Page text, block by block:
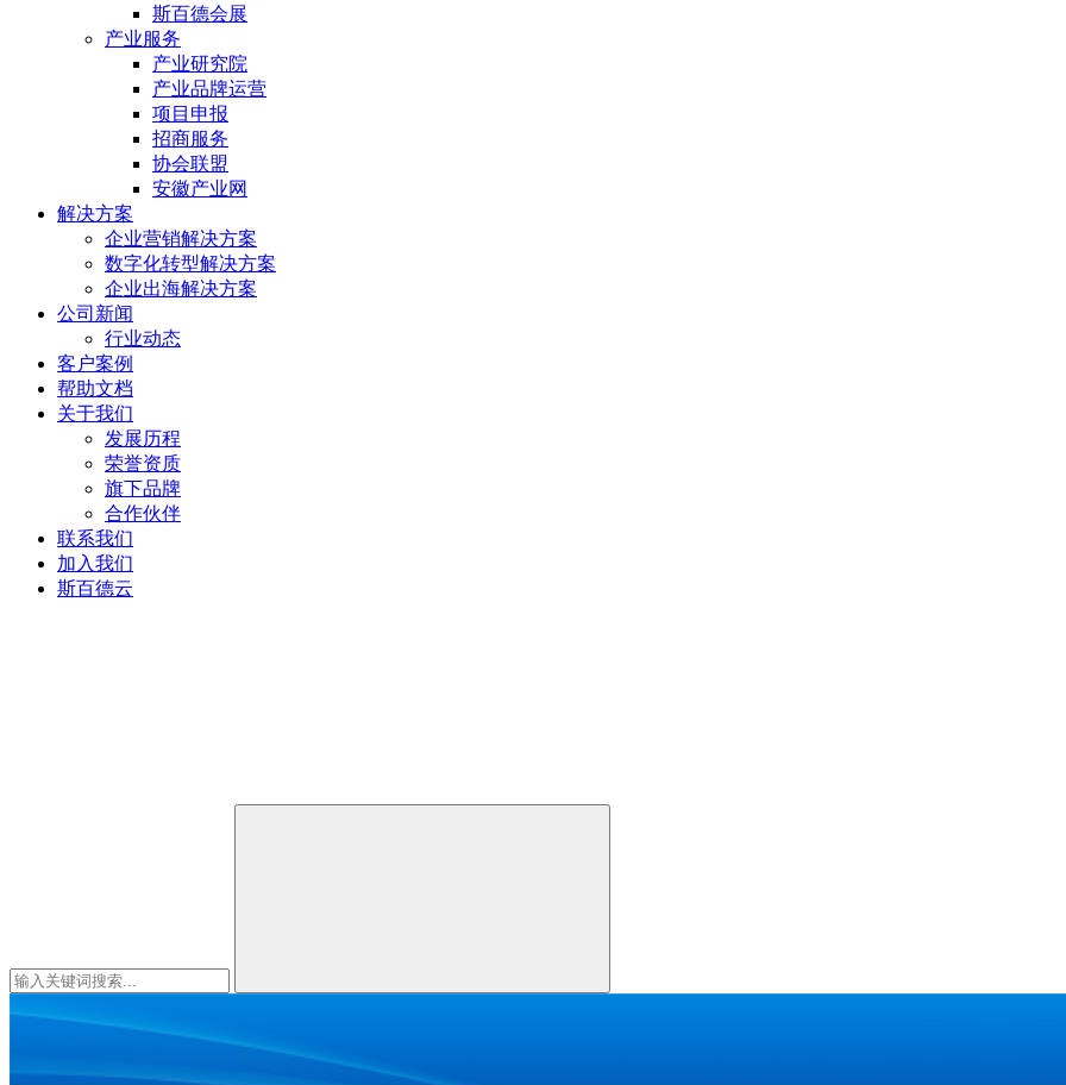
斯百德会展
产业服务
产业研究院
产业品牌运营
项目申报
招商服务
协会联盟
安徽产业网
解决方案
企业营销解决方案
数字化转型解决方案
企业出海解决方案
公司新闻
行业动态
客户案例
帮助文档
关于我们
发展历程
荣誉资质
旗下品牌
合作伙伴
联系我们
加入我们
斯百德云